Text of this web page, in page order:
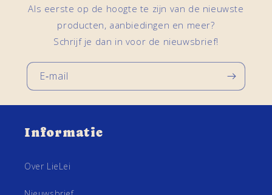
Als eerste op de hoogte te zijn van de nieuwste
producten, aanbiedingen en meer?
Schrijf je dan in voor de nieuwsbrief!
E‑mail
Informatie
Over LieLei